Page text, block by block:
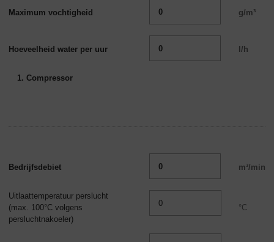
Maximum vochtigheid g/m³
Hoeveelheid water per uur l/h
1. Compressor
Bedrijfsdebiet m³/min
Uitlaattemperatuur perslucht
(max. 100°C volgens
persluchtnakoeler)
°C